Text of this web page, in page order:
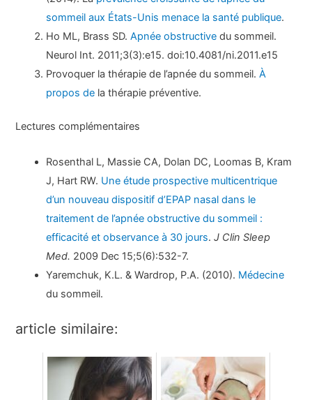
sommeil aux États-Unis menace la santé publique.
Ho ML, Brass SD.Apnée obstructive du sommeil.
Neurol Int. 2011;3(3):e15. doi:10.4081/ni.2011.e15
Provoquer la thérapie de l’apnée du sommeil.À
propos de la thérapie préventive.
Lectures complémentaires
Rosenthal L, Massie CA, Dolan DC, Loomas B, Kram
J, Hart RW. Une étude prospective multicentrique
d’un nouveau dispositif d’EPAP nasal dans le
traitement de l’apnée obstructive du sommeil :
efficacité et observance à 30 jours.J Clin Sleep
Med. 2009 Dec 15;5(6):532-7.
Yaremchuk, K.L. & Wardrop, P.A. (2010). Médecine
du sommeil.
article similaire: